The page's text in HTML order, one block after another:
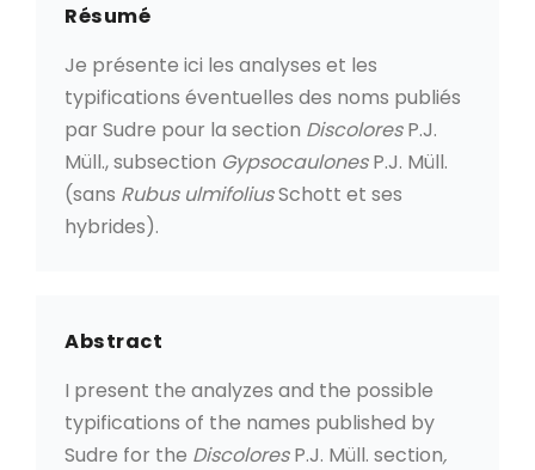
Résumé
Je présente ici les analyses et les
typifications éventuelles des noms publiés
par Sudre pour la section DiscoloresP.J.
Müll., subsection GypsocaulonesP.J. Müll.
(sans Rubus ulmifoliusSchott et ses
hybrides).
Abstract
I present the analyzes and the possible
typifications of the names published by
Sudre for the DiscoloresP.J. Müll. section,